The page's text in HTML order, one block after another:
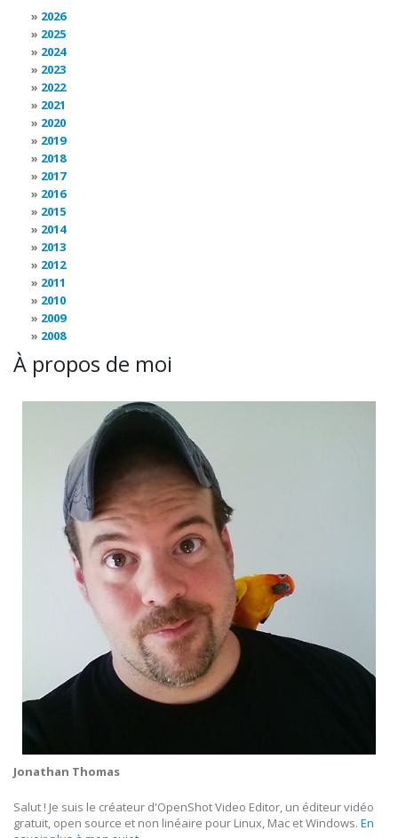
2026
2025
2024
2023
2022
2021
2020
2019
2018
2017
2016
2015
2014
2013
2012
2011
2010
2009
2008
À propos de moi
Jonathan Thomas
Salut ! Je suis le créateur d'OpenShot Video Editor, un éditeur vidéo
gratuit, open source et non linéaire pour Linux, Mac et Windows. En